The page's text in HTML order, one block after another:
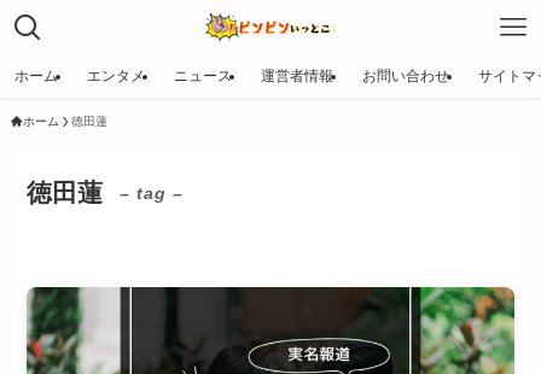
ホーム エンタメ ニュース 運営者情報 お問い合わせ サイトマ
ホーム 徳田蓮
徳田蓮 – tag –